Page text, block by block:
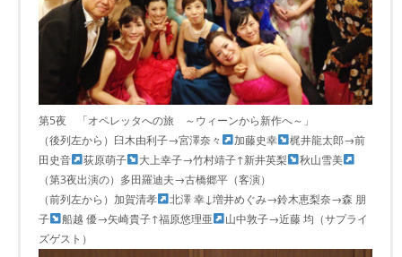
第5夜 「オペレッタへの旅 ～ウィーンから新作へ～」
（後列左から）臼木由利子→宮澤奈々
加藤史幸
梶井龍太郎→前
田史音
荻原萌子 大上幸子→竹村靖子↑新井英梨
秋山雪美
（第3夜出演の）多田羅迪夫→古橋郷平（客演）
（前列左から）加賀清孝
北澤 幸↓増井めぐみ→鈴木恵梨奈→森 朋
子
船越 優→矢崎貴子↑福原悠理亜
山中敦子→近藤 均（サプライ
ズゲスト）